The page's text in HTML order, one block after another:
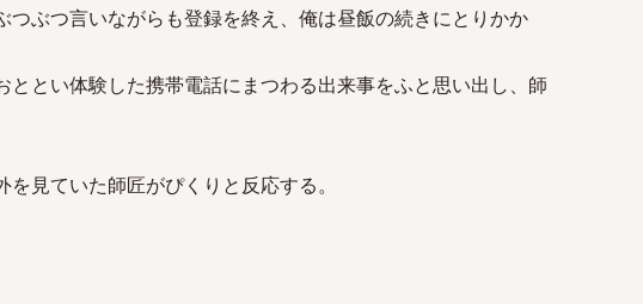
つぶつ言いながらも登録を終え、俺は昼飯の続きにとりかか
とい体験した携帯電話にまつわる出来事をふと思い出し、師
見ていた師匠がぴくりと反応する。